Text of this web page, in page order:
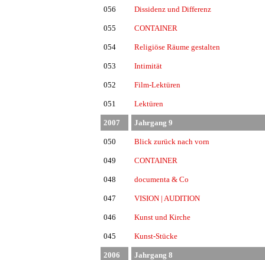
056 Dissidenz und Differenz
055 CONTAINER
054 Religiöse Räume gestalten
053 Intimität
052 Film-Lektüren
051 Lektüren
2007 Jahrgang 9
050 Blick zurück nach vorn
049 CONTAINER
048 documenta & Co
047 VISION | AUDITION
046 Kunst und Kirche
045 Kunst-Stücke
2006 Jahrgang 8